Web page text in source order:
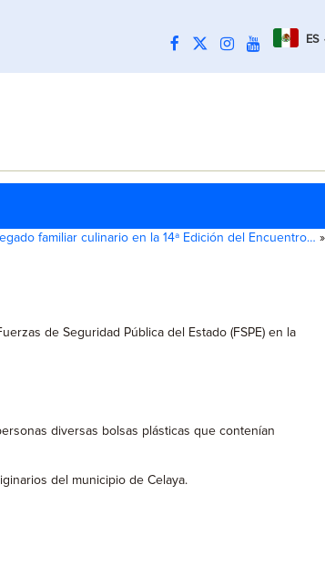
ES
familiar culinario en la 14ª Edición del Encuentro… »
de Seguridad Pública del Estado (FSPE) en la
diversas bolsas plásticas que contenían
del municipio de Celaya.